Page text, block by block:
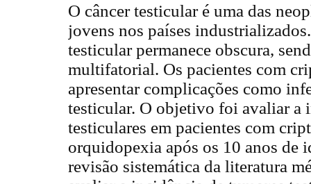
O câncer testicular é uma das
jovens nos países
testicular permanece obscura,
multifatorial. Os pacientes com
apresentar complicações como
testicular. O objetivo foi avaliar a
testiculares em pacientes com
orquidopexia após os 10 anos de
revisão sistemática da literatura